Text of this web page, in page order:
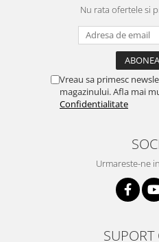
Nu rata ofertele si
Vreau sa primesc
magazinului. Afla mai
Confidentialitate
Urmareste-ne
SUPORT